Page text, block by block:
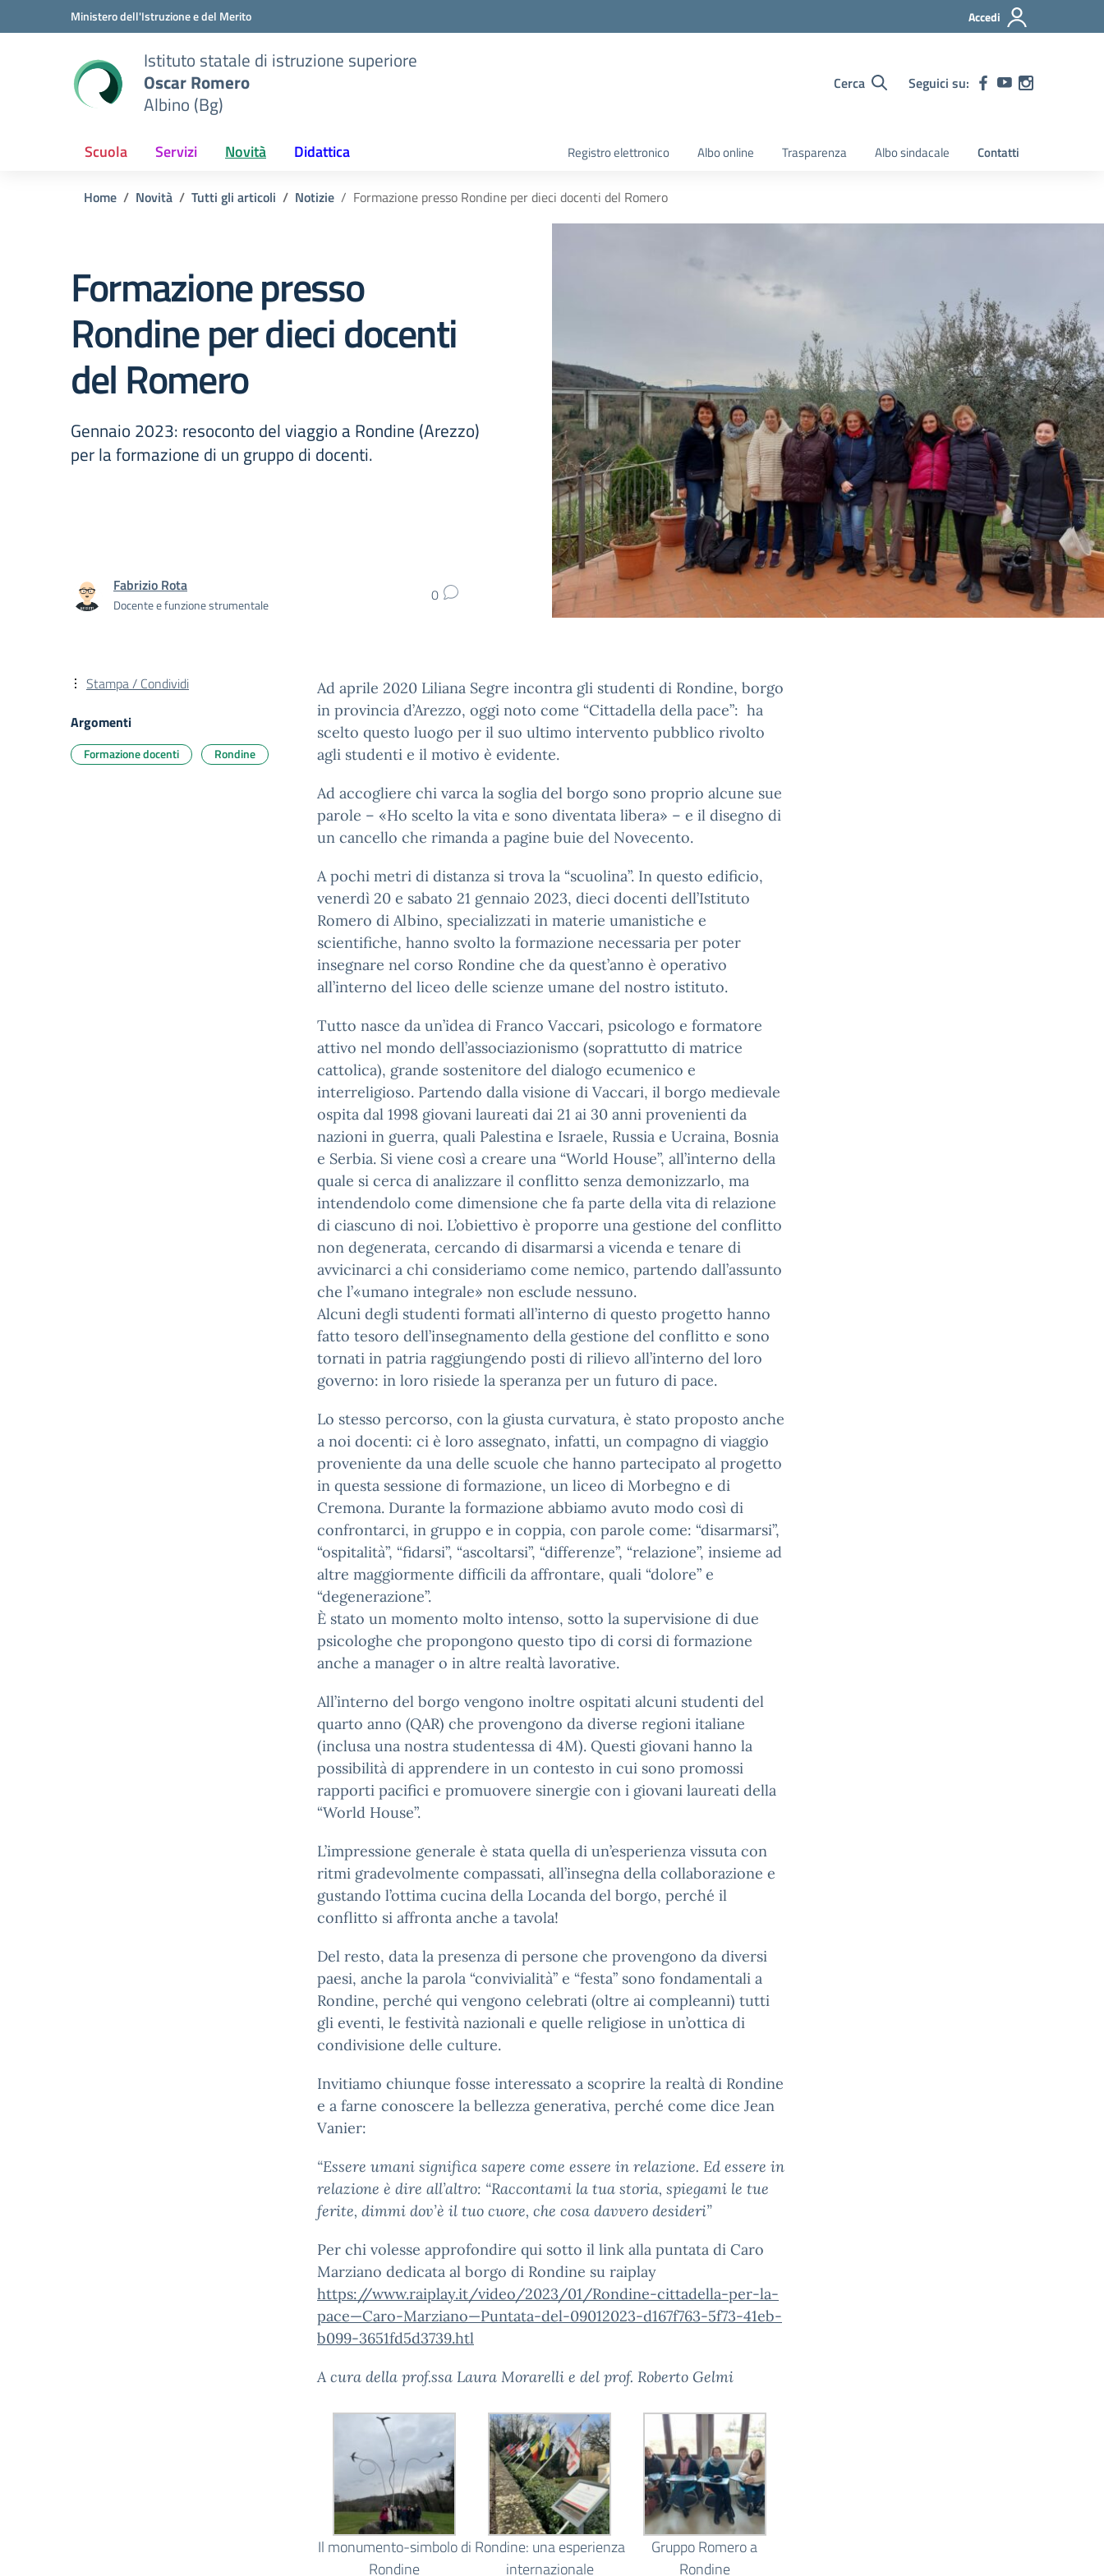
Vai ai contenuti
Vai al menu di navigazioneMinistero dell'Istruzione e del Merito Accedi
Istituto statale di istruzione superiore
Oscar Romero
Albino (Bg)
Cerca Seguici su:
Scuola Servizi Novità Didattica Registro elettronico Albo online Trasparenza Albo sindacale Contatti
Home Novità Tutti gli articoli Notizie Formazione presso Rondine per dieci docenti del Romero
Formazione presso
Rondine per dieci docenti
del Romero
Gennaio 2023: resoconto del viaggio a Rondine (Arezzo)
per la formazione di un gruppo di docenti.
Fabrizio Rota
Docente e funzione strumentale 0
Ad aprile 2020 Liliana Segre incontra gli studenti di Rondine, borgo
in provincia d’Arezzo, oggi noto come “Cittadella della pace”: ha
scelto questo luogo per il suo ultimo intervento pubblico rivolto
agli studenti e il motivo è evidente.
Ad accogliere chi varca la soglia del borgo sono proprio alcune sue
parole – «Ho scelto la vita e sono diventata libera» – e il disegno di
un cancello che rimanda a pagine buie del Novecento.
A pochi metri di distanza si trova la “scuolina”. In questo edificio,
venerdì 20 e sabato 21 gennaio 2023, dieci docenti dell’Istituto
Romero di Albino, specializzati in materie umanistiche e
scientifiche, hanno svolto la formazione necessaria per poter
insegnare nel corso Rondine che da quest’anno è operativo
all’interno del liceo delle scienze umane del nostro istituto.
Tutto nasce da un’idea di Franco Vaccari, psicologo e formatore
attivo nel mondo dell’associazionismo (soprattutto di matrice
cattolica), grande sostenitore del dialogo ecumenico e
interreligioso. Partendo dalla visione di Vaccari, il borgo medievale
ospita dal 1998 giovani laureati dai 21 ai 30 anni provenienti da
nazioni in guerra, quali Palestina e Israele, Russia e Ucraina, Bosnia
e Serbia. Si viene così a creare una “World House”, all’interno della
quale si cerca di analizzare il conflitto senza demonizzarlo, ma
intendendolo come dimensione che fa parte della vita di relazione
di ciascuno di noi. L’obiettivo è proporre una gestione del conflitto
non degenerata, cercando di disarmarsi a vicenda e tenare di
avvicinarci a chi consideriamo come nemico, partendo dall’assunto
che l’«umano integrale» non esclude nessuno.
Alcuni degli studenti formati all’interno di questo progetto hanno
fatto tesoro dell’insegnamento della gestione del conflitto e sono
tornati in patria raggiungendo posti di rilievo all’interno del loro
governo: in loro risiede la speranza per un futuro di pace.
Lo stesso percorso, con la giusta curvatura, è stato proposto anche
a noi docenti: ci è loro assegnato, infatti, un compagno di viaggio
proveniente da una delle scuole che hanno partecipato al progetto
in questa sessione di formazione, un liceo di Morbegno e di
Cremona. Durante la formazione abbiamo avuto modo così di
confrontarci, in gruppo e in coppia, con parole come: “disarmarsi”,
“ospitalità”, “fidarsi”, “ascoltarsi”, “differenze”, “relazione”, insieme ad
altre maggiormente difficili da affrontare, quali “dolore” e
“degenerazione”.
È stato un momento molto intenso, sotto la supervisione di due
psicologhe che propongono questo tipo di corsi di formazione
anche a manager o in altre realtà lavorative.
All’interno del borgo vengono inoltre ospitati alcuni studenti del
quarto anno (QAR) che provengono da diverse regioni italiane
(inclusa una nostra studentessa di 4M). Questi giovani hanno la
possibilità di apprendere in un contesto in cui sono promossi
rapporti pacifici e promuovere sinergie con i giovani laureati della
“World House”.
L’impressione generale è stata quella di un’esperienza vissuta con
ritmi gradevolmente compassati, all’insegna della collaborazione e
gustando l’ottima cucina della Locanda del borgo, perché il
conflitto si affronta anche a tavola!
Del resto, data la presenza di persone che provengono da diversi
paesi, anche la parola “convivialità” e “festa” sono fondamentali a
Rondine, perché qui vengono celebrati (oltre ai compleanni) tutti
gli eventi, le festività nazionali e quelle religiose in un’ottica di
condivisione delle culture.
Invitiamo chiunque fosse interessato a scoprire la realtà di Rondine
e a farne conoscere la bellezza generativa, perché come dice Jean
Vanier:
“Essere umani significa sapere come essere in relazione. Ed essere in
relazione è dire all’altro: “Raccontami la tua storia, spiegami le tue
ferite, dimmi dov’è il tuo cuore, che cosa davvero desideri”
Per chi volesse approfondire qui sotto il link alla puntata di Caro
Marziano dedicata al borgo di Rondine su raiplay
https://www.raiplay.it/video/2023/01/Rondine-cittadella-per-la-
pace—Caro-Marziano—Puntata-del-09012023-d167f763-5f73-41eb-
b099-3651fd5d3739.htl
A cura della prof.ssa Laura Morarelli e del prof. Roberto Gelmi
Il monumento-simbolo di
Rondine
Rondine: una esperienza
internazionale
Gruppo Romero a
Rondine
Stampa / Condividi
Argomenti
Formazione docenti Rondine